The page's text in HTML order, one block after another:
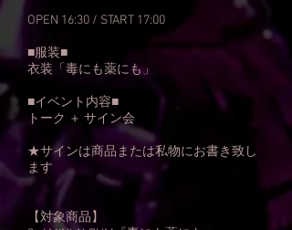
OPEN 16:30 / START 17:00
■服装■
衣装「毒にも薬にも」
■イベント内容■
トーク ＋ サイン会
★サインは商品または私物にお書き致し
ます
【対象商品】